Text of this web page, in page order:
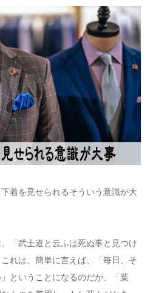
着を見せられるそういう意識が大
「武士道と云ふは死ぬ事と見つけ
れは、簡単に言えば、「毎日、そ
ということになるのだが、「葉